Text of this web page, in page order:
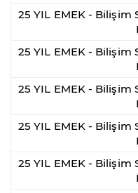
25 YIL EMEK - Bilişim
25 YIL EMEK - Bilişim
25 YIL EMEK - Bilişim
25 YIL EMEK - Bilişim
25 YIL EMEK - Bilişim